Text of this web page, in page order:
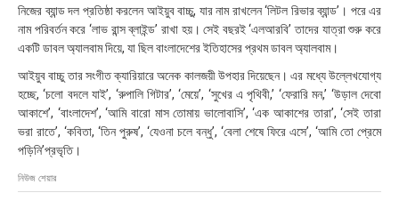
নিজের ব্যান্ড দল প্রতিষ্ঠা করলেন আইয়ুব বাচ্চু, যার নাম রাখলেন ‘লিটল রিভার ব্যান্ড’। পরে এর
নাম পরিবর্তন করে ‘লাভ রান্স ব্লাইন্ড’ রাখা হয়। সেই বছরই ‘এলআরবি’ তাদের যাত্রা শুরু করে
একটি ডাবল অ্যালবাম দিয়ে, যা ছিল বাংলাদেশের ইতিহাসের প্রথম ডাবল অ্যালবাম।
আইয়ুব বাচ্চু তার সংগীত ক্যারিয়ারে অনেক কালজয়ী উপহার দিয়েছেন। এর মধ্যে উল্লেখযোগ্য
হচ্ছে, ‘চলো বদলে যাই’, ‘রুপালি গিটার’, ‘মেয়ে’, ‘সুখের এ পৃথিবী,’ ‘ফেরারি মন,’ ‘উড়াল দেবো
আকাশে’, ‘বাংলাদেশ’, ‘আমি বারো মাস তোমায় ভালোবাসি’, ‘এক আকাশের তারা’, ‘সেই তারা
ভরা রাতে’, ‘কবিতা, ‘তিন পুরুষ’, ‘যেওনা চলে বন্ধু’, ‘বেলা শেষে ফিরে এসে’, ‘আমি তো প্রেমে
পড়িনি’প্রভৃতি।
নিউজ শেয়ার